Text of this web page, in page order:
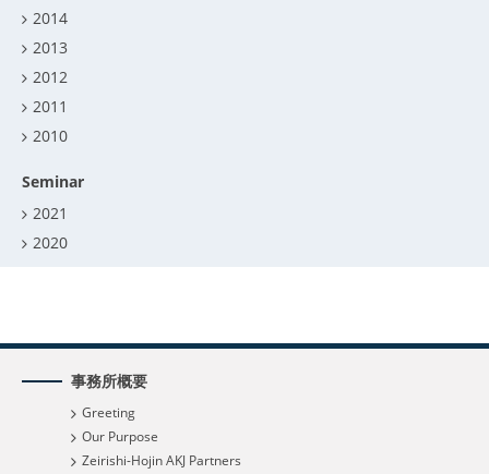
2014
2013
2012
2011
2010
Seminar
2021
2020
事務所概要
Greeting
Our Purpose
Zeirishi-Hojin AKJ Partners